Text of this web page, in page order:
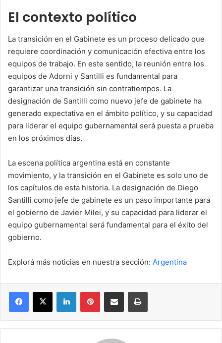
El contexto político
La transición en el Gabinete es un proceso delicado que
requiere coordinación y comunicación efectiva entre los
equipos de trabajo. En este sentido, la reunión entre los
equipos de Adorni y Santilli es fundamental para
garantizar una transición sin contratiempos. La
designación de Santilli como nuevo jefe de gabinete ha
generado expectativa en el ámbito político, y su capacidad
para liderar el equipo gubernamental será puesta a prueba
en los próximos días.
La escena política argentina está en constante
movimiento, y la transición en el Gabinete es solo uno de
los capítulos de esta historia. La designación de Diego
Santilli como jefe de gabinete es un paso importante para
el gobierno de Javier Milei, y su capacidad para liderar el
equipo gubernamental será fundamental para el éxito del
gobierno.
Explorá más noticias en nuestra sección: Argentina
Facebook
X LinkedInPinterestCompartir por correo electrónicoImprimir